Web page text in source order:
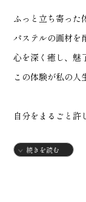
ふっと立ち寄った
パステルの画材を
心を深く癒し、魅
この体験が私の人
自分をまるごと許
私自身が絵に救わ
続きを読む